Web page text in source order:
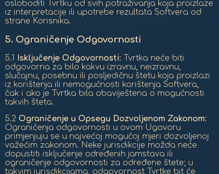
osloboditi Tvrtku od svih potraživanja koja proizlaze
iz interpretacije ili upotrebe rezultata Softvera od
strane Korisnika.
5. Ograničenje Odgovornosti
5.1 Isključenje Odgovornosti: Tvrtka neće biti
odgovorna za bilo kakvu izravnu, neizravnu,
slučajnu, posebnu ili posljedičnu štetu koja proizlazi
iz korištenja ili nemogućnosti korištenja Softvera,
čak i ako je Tvrtka bila obaviještena o mogućnosti
takvih šteta.
5.2 Ograničenje u Opsegu Dozvoljenom Zakonom:
Ograničenja odgovornosti u ovom Ugovoru
primjenjuju se u najvećoj mogućoj mjeri dozvoljenoj
važećim zakonom. Neke jurisdikcije možda neće
dopustiti isključenje određenih jamstava ili
ograničenje odgovornosti za određene štete; u
takvim jurisdikcijama, odgovornost Tvrtke bit će